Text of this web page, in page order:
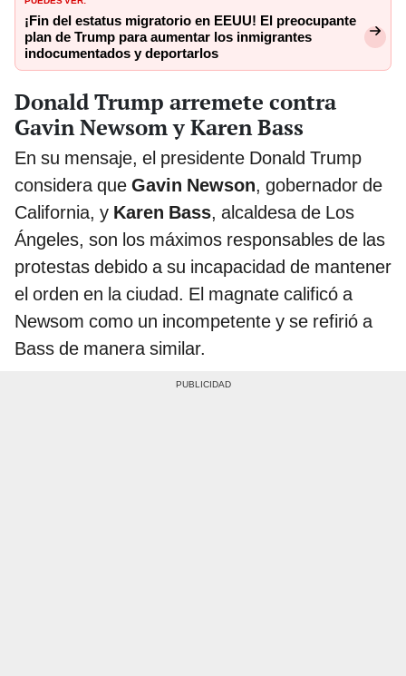
¡Fin del estatus migratorio en EEUU! El preocupante
plan de Trump para aumentar los inmigrantes
indocumentados y deportarlos
Donald Trump arremete contra
Gavin Newsom y Karen Bass
En su mensaje, el presidente Donald Trump
considera que Gavin Newson, gobernador de
California, y Karen Bass, alcaldesa de Los
Ángeles, son los máximos responsables de las
protestas debido a su incapacidad de mantener
el orden en la ciudad. El magnate calificó a
Newsom como un incompetente y se refirió a
Bass de manera similar.